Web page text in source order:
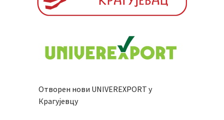
Отворен нови UNIVEREXPORT у
Крагујевцу